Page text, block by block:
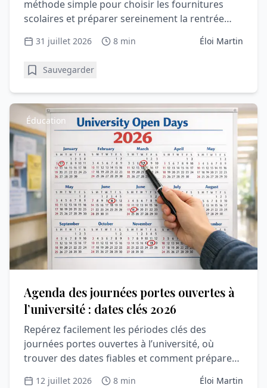
méthode simple pour choisir les fournitures
scolaires et préparer sereinement la rentrée
31 juillet 2026 8 min Éloi Martin
Sauvegarder
Éducation
Agenda des journées portes ouvertes à
l’université : dates clés 2026
Repérez facilement les périodes clés des
journées portes ouvertes à l’université, où
trouver des dates fiables et comment préparer
12 juillet 2026 8 min Éloi Martin